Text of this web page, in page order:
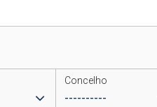
Concelho